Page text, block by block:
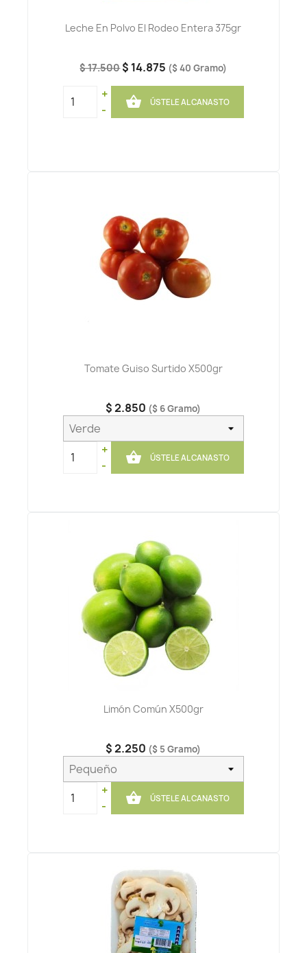
Leche En Polvo El Rodeo Entera 375gr
$ 17.500$ 14.875 ($ 40 Gramo)
+
-
 ÚSTELE AL CANASTO
Tomate Guiso Surtido X500gr
$ 2.850 ($ 6 Gramo)
+
-
 ÚSTELE AL CANASTO
Limón Común X500gr
$ 2.250 ($ 5 Gramo)
+
-
 ÚSTELE AL CANASTO